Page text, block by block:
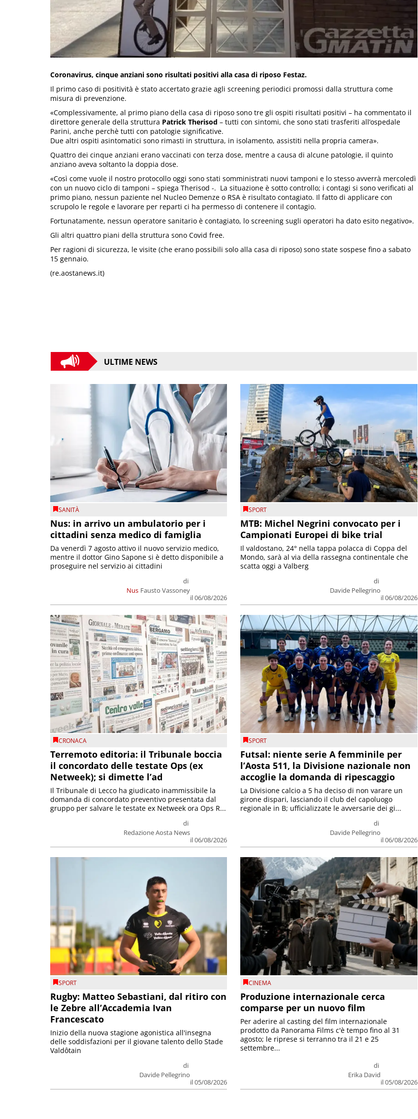
Coronavirus, cinque anziani sono risultati positivi alla casa di riposo Festaz.
Il primo caso di positività è stato accertato grazie agli screening periodici promossi dalla struttura come
misura di prevenzione.
«Complessivamente, al primo piano della casa di riposo sono tre gli ospiti risultati positivi – ha commentato il
direttore generale della struttura Patrick Therisod – tutti con sintomi, che sono stati trasferiti all’ospedale
Parini, anche perchè tutti con patologie significative.
Due altri ospiti asintomatici sono rimasti in struttura, in isolamento, assistiti nella propria camera».
Quattro dei cinque anziani erano vaccinati con terza dose, mentre a causa di alcune patologie, il quinto
anziano aveva soltanto la doppia dose.
«Così come vuole il nostro protocollo oggi sono stati somministrati nuovi tamponi e lo stesso avverrà mercoledì
con un nuovo ciclo di tamponi – spiega Therisod -. La situazione è sotto controllo; i contagi si sono verificati al
primo piano, nessun paziente nel Nucleo Demenze o RSA è risultato contagiato. Il fatto di applicare con
scrupolo le regole e lavorare per reparti ci ha permesso di contenere il contagio.
Fortunatamente, nessun operatore sanitario è contagiato, lo screening sugli operatori ha dato esito negativo».
Gli altri quattro piani della struttura sono Covid free.
Per ragioni di sicurezza, le visite (che erano possibili solo alla casa di riposo) sono state sospese fino a sabato
15 gennaio.
(re.aostanews.it)
ULTIME NEWS
SANITÀ
Nus: in arrivo un ambulatorio per i
cittadini senza medico di famiglia
Nus
di
Fausto Vassoney
il 06/08/2026
Da venerdì 7 agosto attivo il nuovo servizio medico,
mentre il dottor Gino Sapone si è detto disponibile a
proseguire nel servizio ai cittadini
SPORT
MTB: Michel Negrini convocato per i
Campionati Europei di bike trial
di
Davide Pellegrino
il 06/08/2026
Il valdostano, 24° nella tappa polacca di Coppa del
Mondo, sarà al via della rassegna continentale che
scatta oggi a Valberg
CRONACA
Terremoto editoria: il Tribunale boccia
il concordato delle testate Ops (ex
Netweek); si dimette l’ad
di
Redazione Aosta News
il 06/08/2026
Il Tribunale di Lecco ha giudicato inammissibile la
domanda di concordato preventivo presentata dal
gruppo per salvare le testate ex Netweek ora Ops R...
SPORT
Futsal: niente serie A femminile per
l’Aosta 511, la Divisione nazionale non
accoglie la domanda di ripescaggio
di
Davide Pellegrino
il 06/08/2026
La Divisione calcio a 5 ha deciso di non varare un
girone dispari, lasciando il club del capoluogo
regionale in B; ufficializzate le avversarie dei gi...
SPORT
Rugby: Matteo Sebastiani, dal ritiro con
le Zebre all’Accademia Ivan
Francescato
di
Davide Pellegrino
il 05/08/2026
Inizio della nuova stagione agonistica all'insegna
delle soddisfazioni per il giovane talento dello Stade
Valdôtain
CINEMA
Produzione internazionale cerca
comparse per un nuovo film
di
Erika David
il 05/08/2026
Per aderire al casting del film internazionale
prodotto da Panorama Films c'è tempo fino al 31
agosto; le riprese si terranno tra il 21 e 25
settembre...